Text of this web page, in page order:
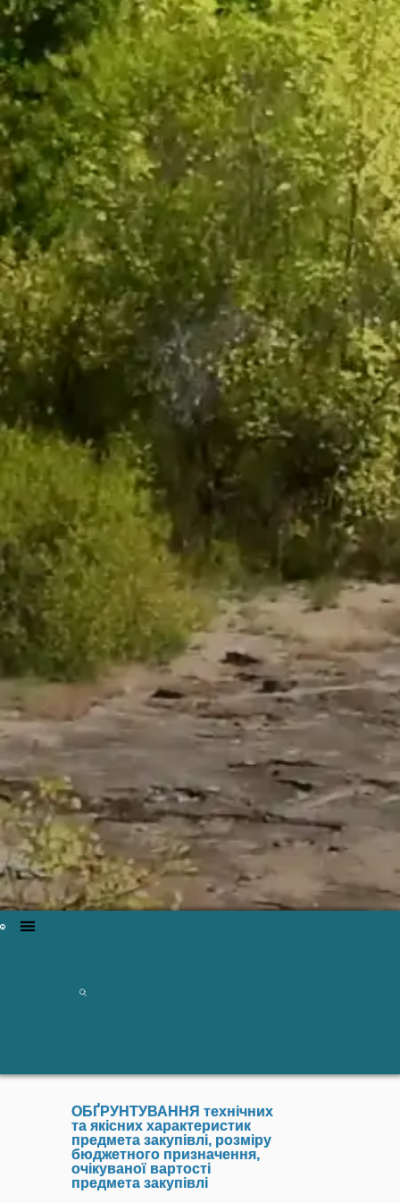
ОБҐРУНТУВАННЯ технічних
та якісних характеристик
предмета закупівлі, розміру
бюджетного призначення,
очікуваної вартості
предмета закупівлі